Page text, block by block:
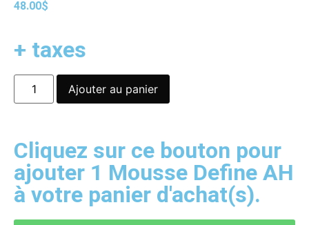
48.00$
+ taxes
Ajouter au panier
Cliquez sur ce bouton pour
ajouter 1 Mousse Define AH
à votre panier d'achat(s).